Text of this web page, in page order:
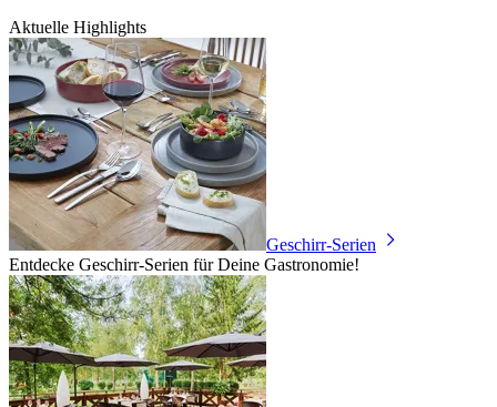
Aktuelle Highlights
Geschirr-Serien
Entdecke Geschirr-Serien für Deine Gastronomie!